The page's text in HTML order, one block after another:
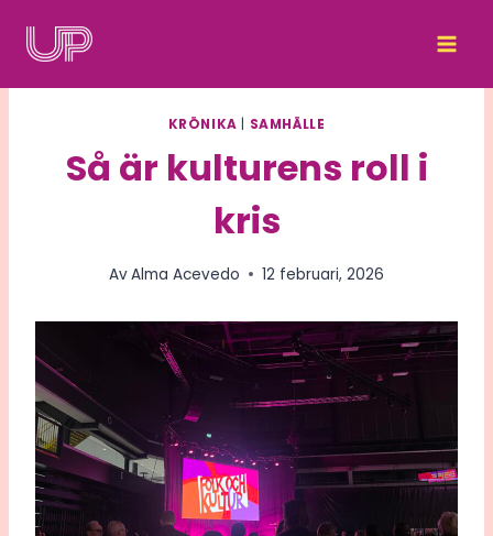
KRÖNIKA SAMHÄLLE
Så är kulturens roll i
kris
AvAlma Acevedo 12 februari, 2026